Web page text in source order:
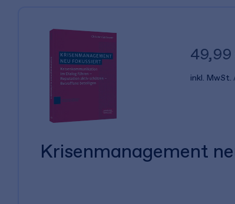
49,99
inkl. MwSt.
Krisenmanagement